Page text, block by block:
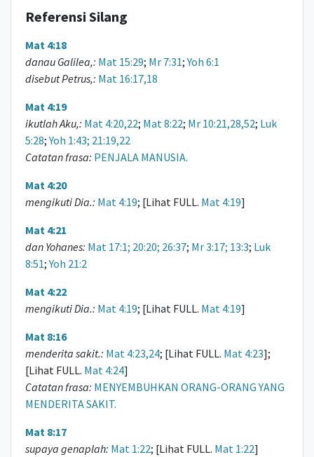
Referensi Silang
Mat 4:18
danau Galilea,: Mat 15:29; Mr 7:31;Yoh 6:1
disebut Petrus,: Mat 16:17,18
Mat 4:19
ikutlah Aku,: Mat 4:20,22; Mat 8:22; Mr 10:21,28,52; Luk
5:28;Yoh 1:43; 21:19,22
Catatan frasa: PENJALA MANUSIA.
Mat 4:20
mengikuti Dia.: Mat 4:19; [Lihat FULL. Mat 4:19]
Mat 4:21
dan Yohanes: Mat 17:1; 20:20; 26:37; Mr 3:17; 13:3; Luk
8:51;Yoh 21:2
Mat 4:22
mengikuti Dia.: Mat 4:19; [Lihat FULL. Mat 4:19]
Mat 8:16
menderita sakit.: Mat 4:23,24; [Lihat FULL. Mat 4:23];
[Lihat FULL. Mat 4:24]
Catatan frasa: MENYEMBUHKAN ORANG-ORANG YANG
MENDERITA SAKIT.
Mat 8:17
supaya genaplah: Mat 1:22; [Lihat FULL. Mat 1:22]